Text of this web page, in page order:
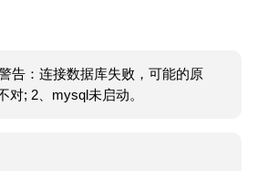
告：连接数据库失败，可能的原
对; 2、mysql未启动。